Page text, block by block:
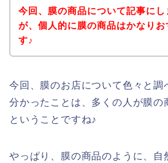
今回、膜の商品について記事にし
が、個人的に膜の商品はかなりお
す♪
今回、膜のお店について色々と調
分かったことは、多くの人が膜の
ということですね♪
やっぱり、膜の商品のように、自